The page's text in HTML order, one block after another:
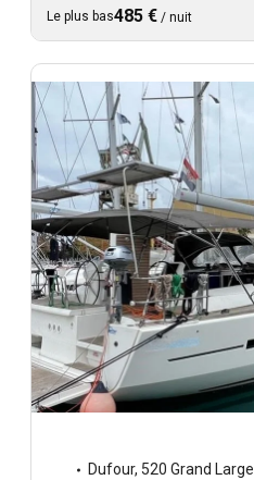
Le plus bas485 € / nuit
Dufour, 520 Grand Large